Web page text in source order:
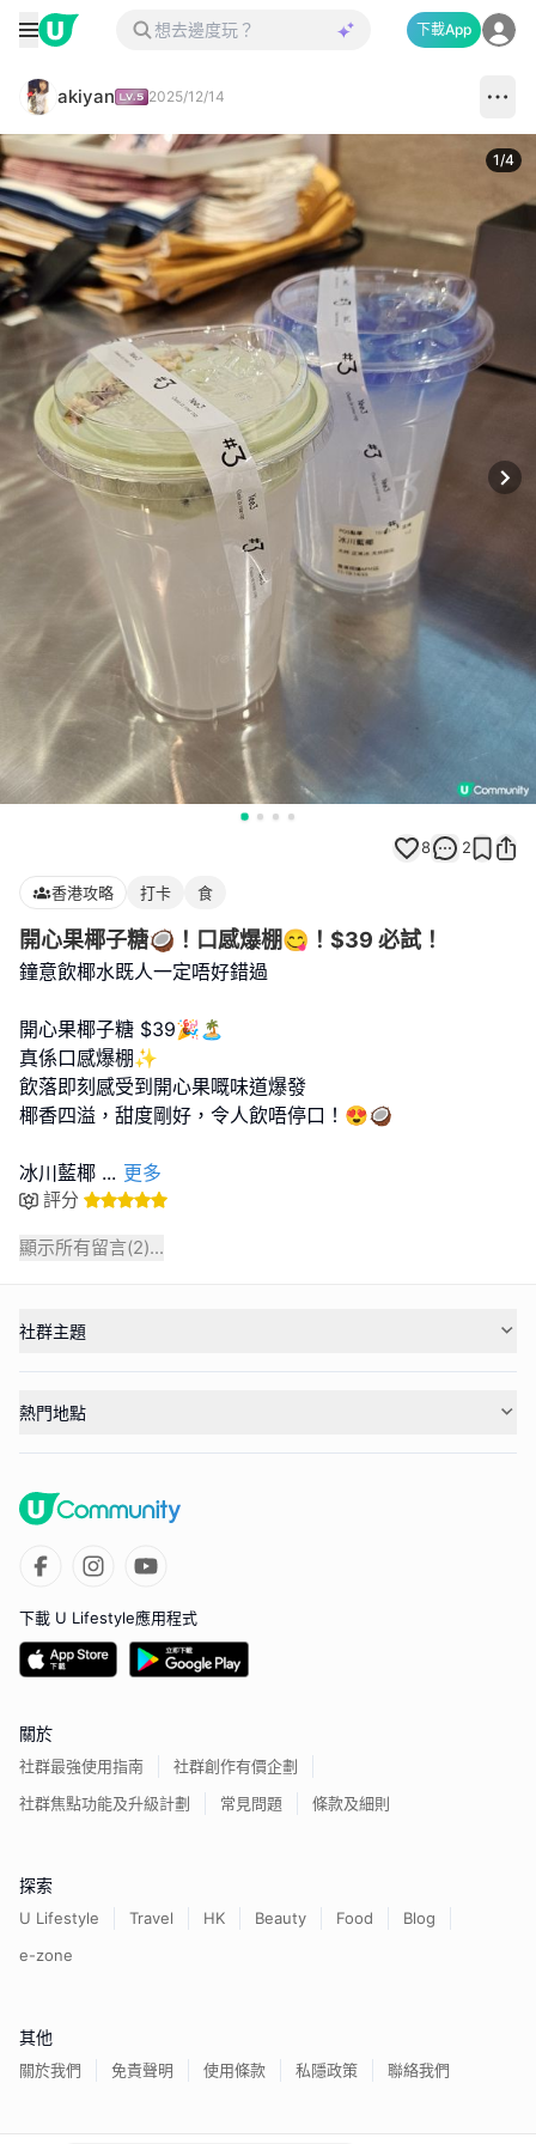
下載App
akiyan 2025/12/14
1/4
8 2
香港攻略 打卡 食
開心果椰子糖🥥！口感爆棚😋！$39 必試！
鐘意飲椰水既人一定唔好錯過
開心果椰子糖 $39🎉🏝️
真係口感爆棚✨
飲落即刻感受到開心果嘅味道爆發
椰香四溢，甜度剛好，令人飲唔停口！😍🥥
冰川藍椰 ... 更多
評分
顯示所有留言(2)...
社群主題
熱門地點
下載 U Lifestyle應用程式
關於
社群最強使用指南
社群創作有價企劃
社群焦點功能及升級計劃
常見問題 條款及細則
探索
U Lifestyle Travel HK Beauty Food
Blog
e-zone
其他
關於我們 免責聲明 使用條款 私隱政策 聯絡我們